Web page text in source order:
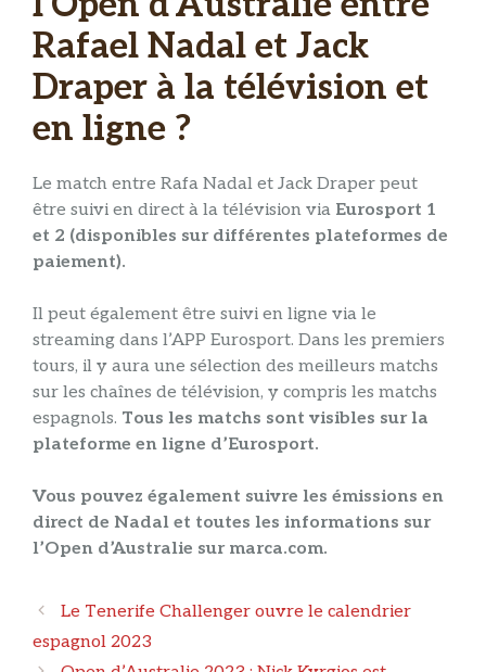
Rafael Nadal et Jack
Draper à la télévision et
en ligne ?
Le match entre Rafa Nadal et Jack Draper peut
être suivi en direct à la télévision via Eurosport 1
et 2 (disponibles sur différentes plateformes de
paiement).
Il peut également être suivi en ligne via le
streaming dans l’APP Eurosport. Dans les premiers
tours, il y aura une sélection des meilleurs matchs
sur les chaînes de télévision, y compris les matchs
espagnols. Tous les matchs sont visibles sur la
plateforme en ligne d’Eurosport.
Vous pouvez également suivre les émissions en
direct de Nadal et toutes les informations sur
l’Open d’Australie sur marca.com.
Navigation
des
Le Tenerife Challenger ouvre le calendrier
espagnol 2023